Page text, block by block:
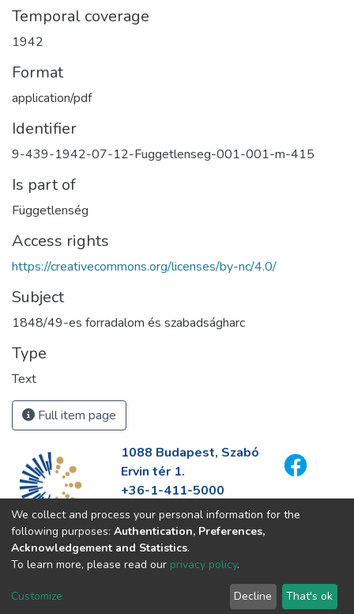
Temporal coverage
1942
Format
application/pdf
Identifier
9-439-1942-07-12-Fuggetlenseg-001-001-m-415
Is part of
Függetlenség
Access rights
https://creativecommons.org/licenses/by-nc/4.0/
Subject
1848/49-es forradalom és szabadságharc
Type
Text
Full item page
1088 Budapest, Szabó
Ervin tér 1.
+36-1-411-5000
info@fszek.hu
https://fszek.hu
We collect and process your personal information for the
following purposes: Authentication, Preferences,
Acknowledgement and Statistics.
To learn more, please read our privacy policy.
Customize Decline That's ok